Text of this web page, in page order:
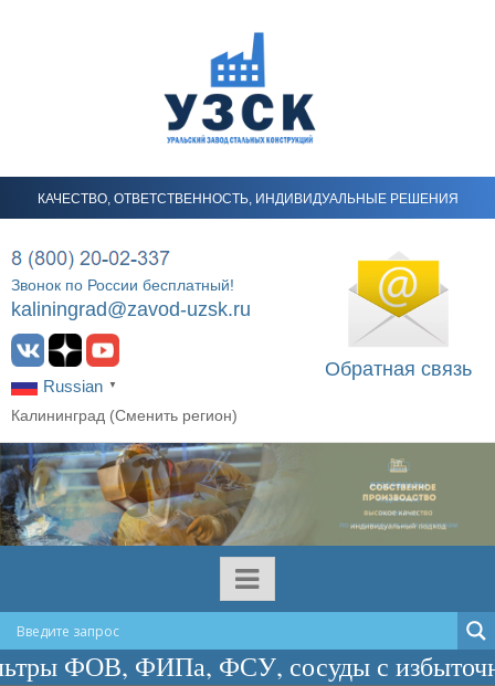
КАЧЕСТВО, ОТВЕТСТВЕННОСТЬ, ИНДИВИДУАЛЬНЫЕ РЕШЕНИЯ
Звонок по России бесплатный!
kaliningrad@zavod-uzsk.ru
Russian ▼
Обратная связь
Калининград (Сменить регион)
ФИПа, ФСУ, сосуды с избыточным